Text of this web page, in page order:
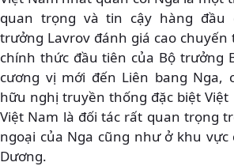
quan trọng và tin cậy hàng đầu
trưởng Lavrov đánh giá cao
chính thức đầu tiên của Bộ trưởng
cương vị mới đến Liên bang Nga,
hữu nghị truyền thống đặc biệt
Việt Nam là đối tác rất quan trọng
ngoại của Nga cũng như ở khu vực
Dương.